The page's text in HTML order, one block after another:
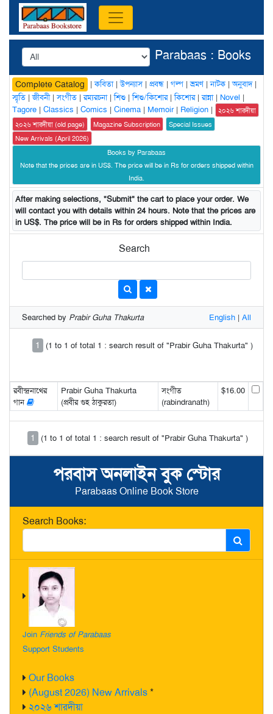
পরবাস অনলাইন বুক স্টোর
Parabaas Online Book Store
Search Books:
Join Friends of Parabaas
Support Students
Our Books
(August 2026) New Arrivals*
২০২৬ শারদীয়া
Parabaas : Books
Complete Catalog |কবিতা|উপন্যাস| প্রবন্ধ | গল্প |ভ্রমণ|নাটক |অনুবাদ|
স্মৃতি |জীবনী|সংগীত |রম্যরচনা|শিশু |শিশু/কিশোর|কিশোর|রান্না| Novel |
Tagore | Classics | Comics | Cinema | Memoir| Religion |
২০২৬ শারদীয়া
২০২৬ শারদীয়া (old page)
Magazine Subscription
Special Issues
New Arrivals (April 2026)
Books by Parabaas
Note that the prices are in US$. The price will be in Rs for orders shipped within
India.
After making selections, "Submit" the cart to place your order. We
will contact you with details within 24 hours. Note that the prices are
in US$. The price will be in Rs for orders shipped within India.
Search
Searched by Prabir Guha Thakurta English | All
1 (1 to 1 of total 1 : search result of "Prabir Guha Thakurta" )
রবীন্দ্রনাথের
গান
Prabir Guha Thakurta
(প্রবীর গুহ ঠাকুরতা)
সংগীত
(rabindranath)
$16.00
1 (1 to 1 of total 1 : search result of "Prabir Guha Thakurta" )